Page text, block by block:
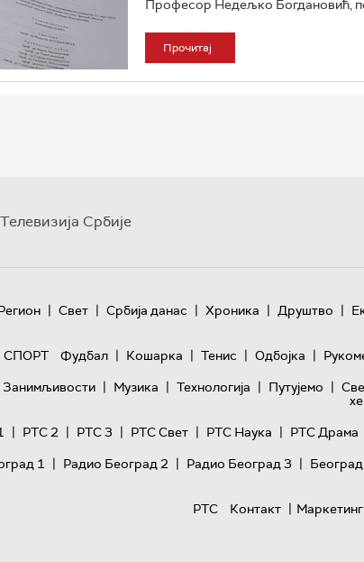
Професор Недељко Богдановић,
Прочитај
Србије
| Свет | Србија данас | Хроника | Друштво |
СПОРТ
Фудбал | Кошарка | Тенис | Одбојка |
Занимљивости | Музика | Технологијa | Путујемо |
| РТС 2 | РТС 3 | РТС Свет | РТС Наука | РТС Драма
1 | Радио Београд 2 | Радио Београд 3 |
РТС
Контакт | Маркетинг